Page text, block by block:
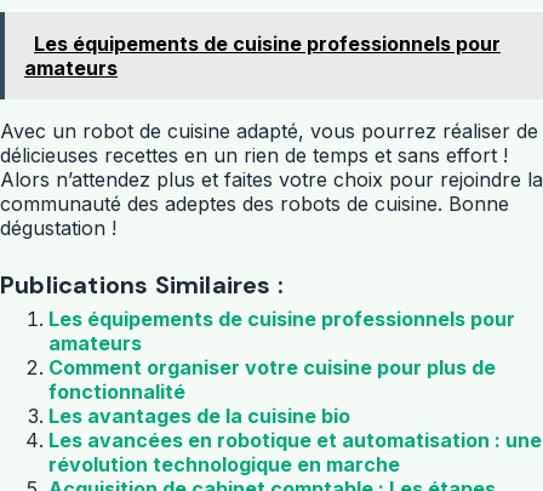
Les équipements de cuisine professionnels pour
amateurs
Avec un robot de cuisine adapté, vous pourrez réaliser de
délicieuses recettes en un rien de temps et sans effort !
Alors n’attendez plus et faites votre choix pour rejoindre la
communauté des adeptes des robots de cuisine. Bonne
dégustation !
Publications Similaires :
Les équipements de cuisine professionnels pour
amateurs
Comment organiser votre cuisine pour plus de
fonctionnalité
Les avantages de la cuisine bio
Les avancées en robotique et automatisation : une
révolution technologique en marche